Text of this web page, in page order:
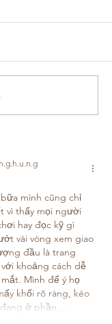
mình cũng chỉ
vì thấy mọi người
hay đọc kỹ gì
vài vòng xem giao
đầu là trang
khoảng cách dễ
Mình để ý họ
khối rõ ràng, kéo
ở phần…